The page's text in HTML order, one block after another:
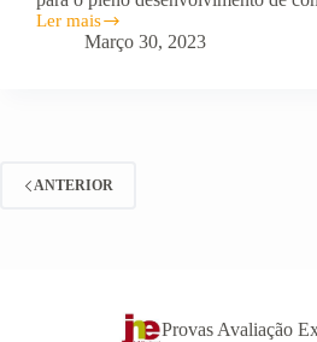
Ler mais
Aulas
Março 30, 2023
ANTERIOR
Provas Avaliação